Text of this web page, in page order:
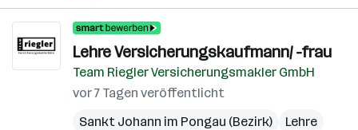
Lehre Versicherungskaufmann/ -frau
Team Riegler Versicherungsmakler GmbH
vor 7 Tagen veröffentlicht
Sankt Johann im Pongau (Bezirk)
Lehre